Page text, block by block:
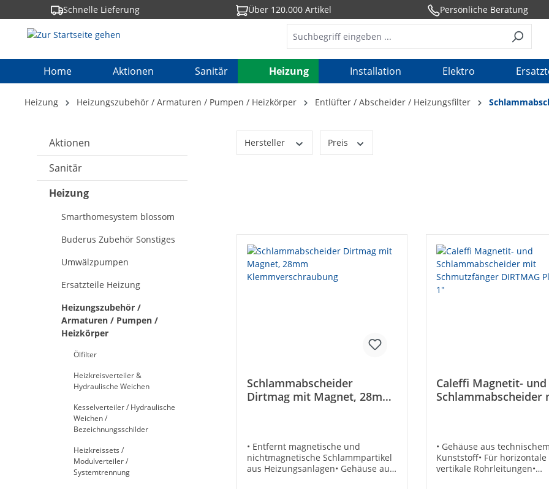
Zur Hauptnavigation springen
Schnelle Lieferung Über 120.000 Artikel Persönliche Beratung
Home Aktionen Sanitär Heizung Installation Elektro
Heizung Heizungszubehör / Armaturen / Pumpen / Heizkörper Entlüfter / Abscheider / Heizungsfilter
Aktionen
Sanitär
Heizung
Smarthomesystem blossom
Buderus Zubehör Sonstiges
Umwälzpumpen
Ersatzteile Heizung
Heizungszubehör /
Armaturen / Pumpen /
Heizkörper
Ölfilter
Heizkreisverteiler &
Hydraulische Weichen
Kesselverteiler / Hydraulische
Weichen /
Bezeichnungsschilder
Heizkreissets /
Modulverteiler /
Systemtrennung
Hersteller Preis
Schlammabscheider
Dirtmag mit Magnet, 28mm
• Entfernt magnetische und
nichtmagnetische Schlammpartikel
aus Heizungsanlagen• Gehäuse aus
Caleffi Magnetit- und
Schlammabscheider
• Gehäuse aus technischem
Kunststoff• Für
vertikale Rohrleitungen•